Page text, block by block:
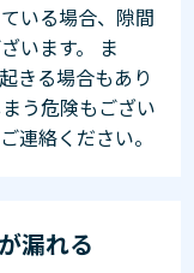
いる場合、隙間
います。 ま
きる場合もあり
う危険もござい
連絡ください。
漏れる